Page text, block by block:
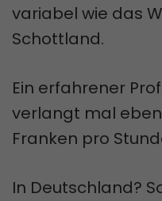
variabel wie das
Schottland.
Ein erfahrener
verlangt mal eben
Franken pro
In Deutschland?